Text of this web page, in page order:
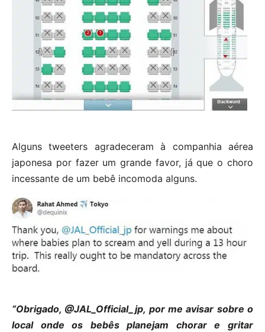
Alguns tweeters agradeceram à companhia aérea
japonesa por fazer um grande favor, já que o choro
incessante de um bebê incomoda alguns.
“Obrigado, @JAL_Official_jp, por me avisar sobre o
local onde os bebês planejam chorar e gritar